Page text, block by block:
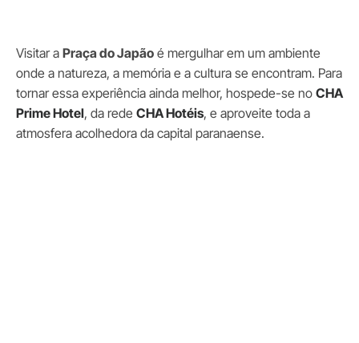
Visitar a Praça do Japão é mergulhar em um ambiente
onde a natureza, a memória e a cultura se encontram. Para
tornar essa experiência ainda melhor, hospede-se no CHA
Prime Hotel, da rede CHA Hotéis, e aproveite toda a
atmosfera acolhedora da capital paranaense.